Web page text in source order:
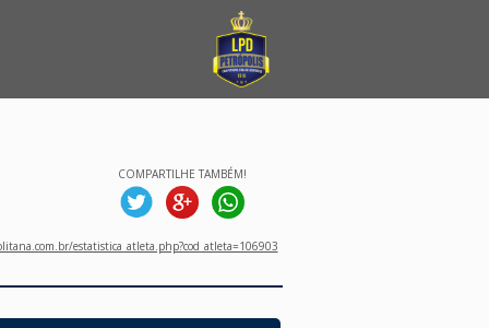
COMPARTILHE TAMBÉM!
estatistica_atleta.php?cod_atleta=106903